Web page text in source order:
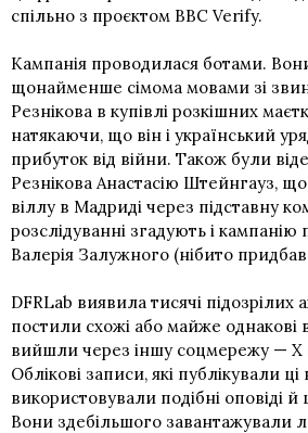
спільно з проєктом BBC Verify.
Кампанія проводилася ботами.
щонайменше сімома мовами зі
Резнікова в купівлі розкішних
натякаючи, що він і український
прибуток від війни. Також були
Резнікова Анастасію Штейнгауз,
віллу в Мадриді через підставну
розслідуванні згадують і
Валерія Залужного (нібито
DFRLab виявила тисячі підозрілих
постили схожі або майже однакові
вийшли через іншу соцмережу —
Облікові записи, які публікували ці
використовували подібні оповіді й
Вони здебільшого завантажували